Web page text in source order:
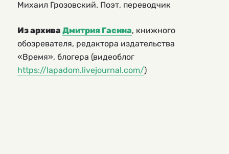
Михаил Грозовский. Поэт, переводчик
Из архива Дмитрия Гасина, книжного
обозревателя, редактора издательства
«Время», блогера (видеоблог
https://lapadom.livejournal.com/)